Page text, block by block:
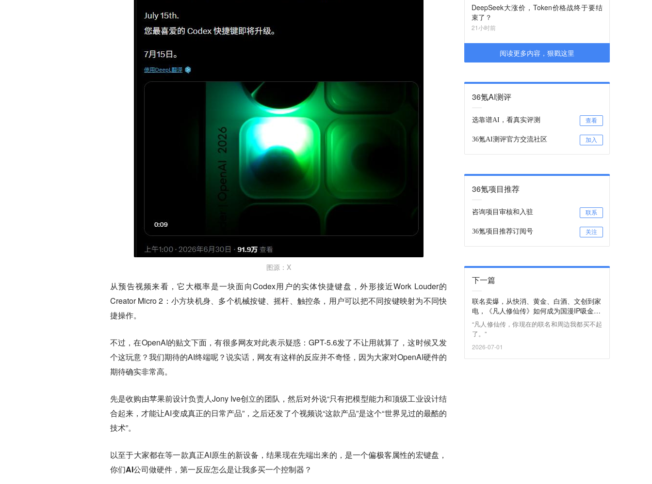
图源：X
从预告视频来看，它大概率是一块面向Codex用户的实体快捷键盘，外形接近Work Louder的
Creator Micro 2：小方块机身、多个机械按键、摇杆、触控条，用户可以把不同按键映射为不同快
捷操作。
不过，在OpenAI的贴文下面，有很多网友对此表示疑惑：GPT-5.6发了不让用就算了，这时候又发
个这玩意？我们期待的AI终端呢？说实话，网友有这样的反应并不奇怪，因为大家对OpenAI硬件的
期待确实非常高。
先是收购由苹果前设计负责人Jony Ive创立的团队，然后对外说“只有把模型能力和顶级工业设计结
合起来，才能让AI变成真正的日常产品”，之后还发了个视频说“这款产品”是这个“世界见过的最酷的
技术”。
以至于大家都在等一款真正AI原生的新设备，结果现在先端出来的，是一个偏极客属性的宏键盘，
你们AI公司做硬件，第一反应怎么是让我多买一个控制器？
DeepSeek大涨价，Token价格战终于要结
束了？
21小时前
阅读更多内容，狠戳这里
36氪AI测评
选靠谱AI，看真实评测 查看
36氪AI测评官方交流社区 加入
36氪项目推荐
咨询项目审核和入驻 联系
36氪项目推荐订阅号 关注
下一篇
联名卖爆，从快消、黄金、白酒、文创到家
电，《凡人修仙传》如何成为国漫IP吸金天
花板？
“凡人修仙传，你现在的联名和周边我都买不起
了。”
2026-07-01